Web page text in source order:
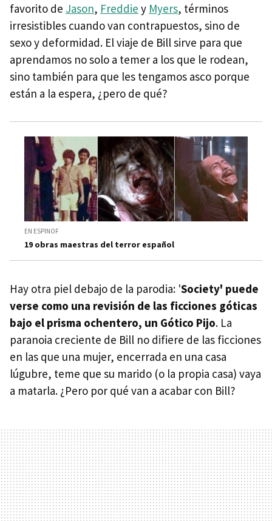
favorito de Jason, Freddie y Myers, términos
irresistibles cuando van contrapuestos, sino de
sexo y deformidad. El viaje de Bill sirve para que
aprendamos no solo a temer a los que le rodean,
sino también para que les tengamos asco porque
están a la espera, ¿pero de qué?
EN ESPINOF
19 obras maestras del terror español
Hay otra piel debajo de la parodia: 'Society' puede
verse como una revisión de las ficciones góticas
bajo el prisma ochentero, un Gótico Pijo. La
paranoia creciente de Bill no difiere de las ficciones
en las que una mujer, encerrada en una casa
lúgubre, teme que su marido (o la propia casa) vaya
a matarla. ¿Pero por qué van a acabar con Bill?